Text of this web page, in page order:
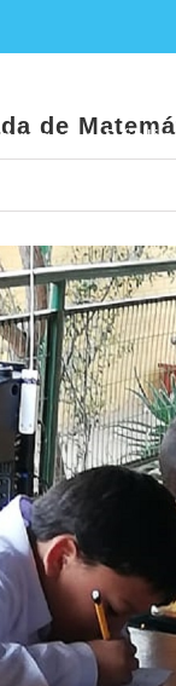
4°
de